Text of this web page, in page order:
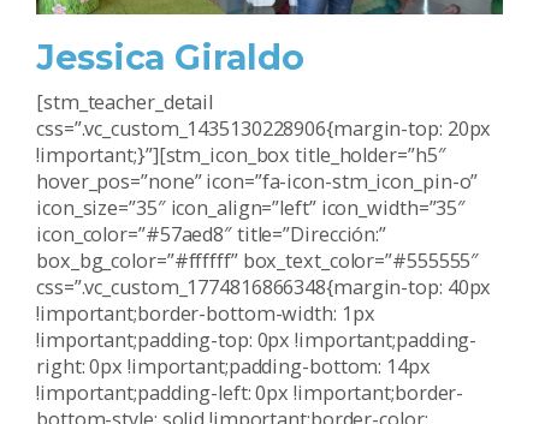
Jessica Giraldo
[stm_teacher_detail
css=”.vc_custom_1435130228906{margin-top: 20px
!important;}”][stm_icon_box title_holder=”h5″
hover_pos=”none” icon=”fa-icon-stm_icon_pin-o”
icon_size=”35″ icon_align=”left” icon_width=”35″
icon_color=”#57aed8″ title=”Dirección:”
box_bg_color=”#ffffff” box_text_color=”#555555″
css=”.vc_custom_1774816866348{margin-top: 40px
!important;border-bottom-width: 1px
!important;padding-top: 0px !important;padding-
right: 0px !important;padding-bottom: 14px
!important;padding-left: 0px !important;border-
bottom-style: solid !important;border-color: